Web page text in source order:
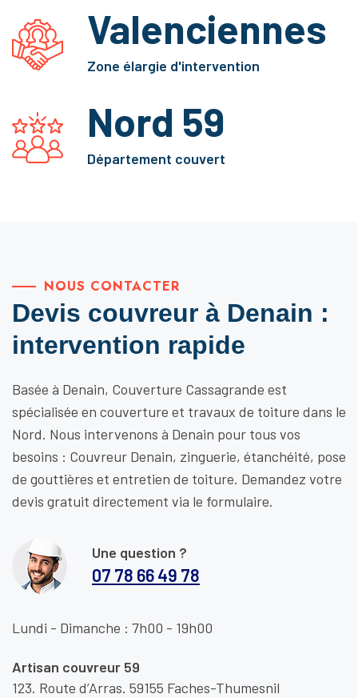
Valenciennes
Zone élargie d'intervention
Nord 59
Département couvert
NOUS CONTACTER
Devis couvreur à Denain :
intervention rapide
Basée à Denain, Couverture Cassagrande est
spécialisée en couverture et travaux de toiture dans le
Nord. Nous intervenons à Denain pour tous vos
besoins : Couvreur Denain, zinguerie, étanchéité, pose
de gouttières et entretien de toiture. Demandez votre
devis gratuit directement via le formulaire.
Une question ?
07 78 66 49 78
Lundi - Dimanche : 7h00 - 19h00
Artisan couvreur 59
123. Route d’Arras. 59155 Faches-Thumesnil